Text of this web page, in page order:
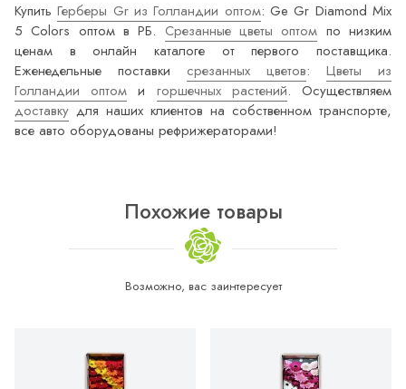
КупитьГерберы Gr из Голландии оптом: Ge Gr Diamond Mix
5 Colors оптом в РБ. Срезанные цветы оптом по низким
ценам в онлайн каталоге от первого поставщика.
Еженедельные поставки срезанных цветов: Цветы из
Голландии оптом и горшечных растений. Осуществляем
доставку для наших клиентов на собственном транспорте,
все авто оборудованы рефрижераторами!
Похожие товары
Возможно, вас заинтересует